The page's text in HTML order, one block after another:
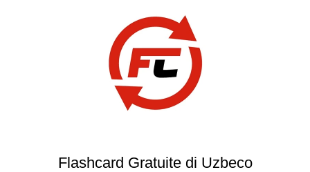
Flashcard Gratuite di Uzbeco